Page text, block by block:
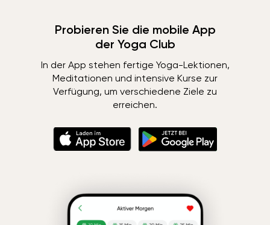
Probieren Sie die mobile App
der Yoga Club
In der App stehen fertige Yoga-Lektionen,
Meditationen und intensive Kurse zur
Verfügung, um verschiedene Ziele zu
erreichen.